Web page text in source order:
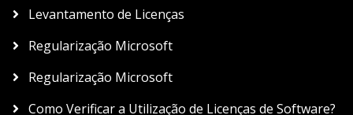
Levantamento de Licenças
Regularização Microsoft
Regularização Microsoft
Como Verificar a Utilização de Licenças de Software?